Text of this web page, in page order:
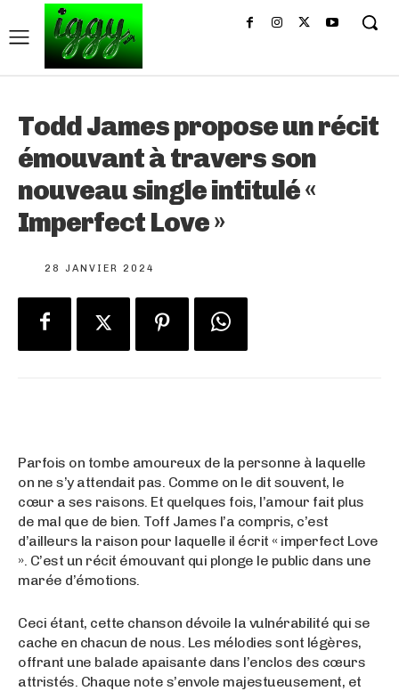
Todd James propose un récit
émouvant à travers son
nouveau single intitulé «
Imperfect Love »
28 JANVIER 2024
Parfois on tombe amoureux de la personne à laquelle
on ne s’y attendait pas. Comme on le dit souvent, le
cœur a ses raisons. Et quelques fois, l’amour fait plus
de mal que de bien. Toff James l’a compris, c’est
d’ailleurs la raison pour laquelle il écrit « imperfect Love
». C’est un récit émouvant qui plonge le public dans une
marée d’émotions.
Ceci étant, cette chanson dévoile la vulnérabilité qui se
cache en chacun de nous. Les mélodies sont légères,
offrant une balade apaisante dans l’enclos des cœurs
attristés. Chaque note s’envole majestueusement, et